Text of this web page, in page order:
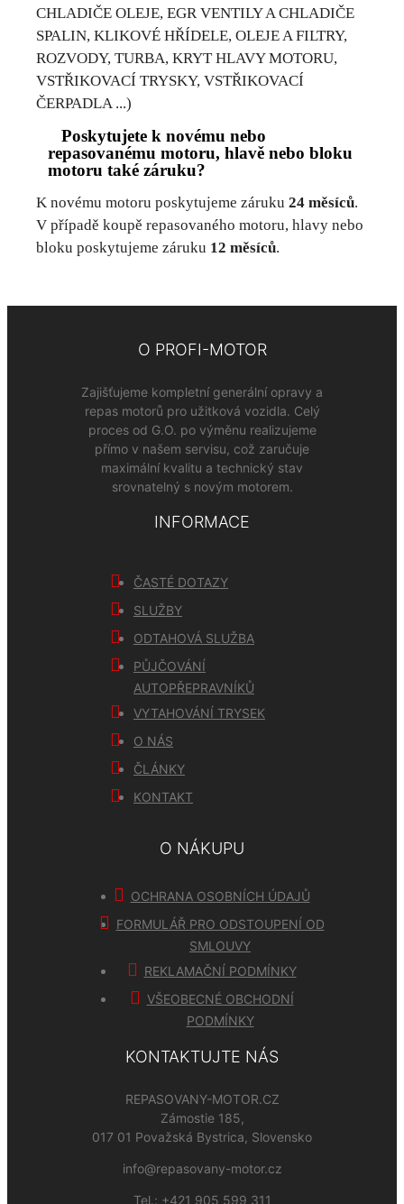
CHLADIČE OLEJE, EGR VENTILY A CHLADIČE
SPALIN, KLIKOVÉ HŘÍDELE, OLEJE A FILTRY,
ROZVODY, TURBA, KRYT HLAVY MOTORU,
VSTŘIKOVACÍ TRYSKY, VSTŘIKOVACÍ
ČERPADLA ...)
Poskytujete k novému nebo
repasovanému motoru, hlavě nebo bloku
motoru také záruku?
K novému motoru poskytujeme záruku 24 měsíců.
V případě koupě repasovaného motoru, hlavy nebo
bloku poskytujeme záruku 12 měsíců.
O PROFI-MOTOR
Zajišťujeme kompletní generální opravy a
repas motorů pro užitková vozidla. Celý
proces od G.O. po výměnu realizujeme
přímo v našem servisu, což zaručuje
maximální kvalitu a technický stav
srovnatelný s novým motorem.
INFORMACE
ČASTÉ DOTAZY
SLUŽBY
ODTAHOVÁ SLUŽBA
PŮJČOVÁNÍ
AUTOPŘEPRAVNÍKŮ
VYTAHOVÁNÍ TRYSEK
O NÁS
ČLÁNKY
KONTAKT
O NÁKUPU
OCHRANA OSOBNÍCH ÚDAJŮ
FORMULÁŘ PRO ODSTOUPENÍ OD
SMLOUVY
REKLAMAČNÍ PODMÍNKY
VŠEOBECNÉ OBCHODNÍ
PODMÍNKY
KONTAKTUJTE NÁS
REPASOVANY-MOTOR.CZ
Zámostie 185,
017 01 Považská Bystrica, Slovensko
info@repasovany-motor.cz
Tel.: +421 905 599 311